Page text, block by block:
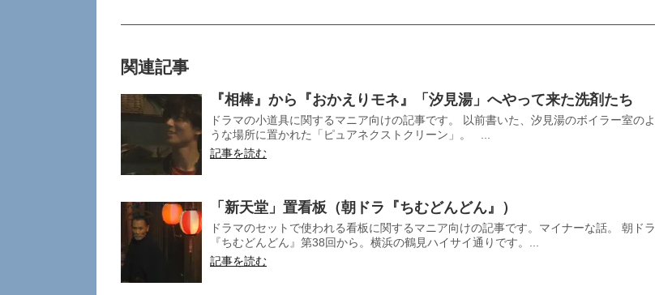
関連記事
『相棒』から『おかえりモネ』「汐見湯」へやって来た洗剤たち
ドラマの小道具に関するマニア向けの記事です。 以前書いた、汐見湯のボイラー室のよ
うな場所に置かれた「ピュアネクストクリーン」。 ‎ ...
記事を読む
「新天堂」置看板（朝ドラ『ちむどんどん』）
ドラマのセットで使われる看板に関するマニア向けの記事です。マイナーな話。 朝ドラ
『ちむどんどん』第38回から。横浜の鶴見ハイサイ通りです。...
記事を読む